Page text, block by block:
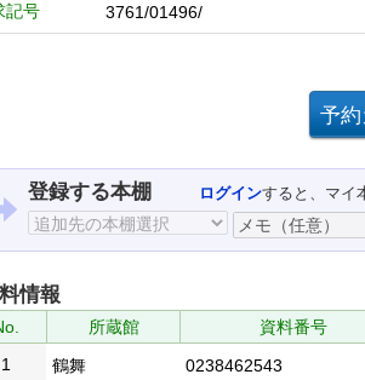
記号 3761/01496/
登録する本棚 ログインすると、マイ
情報
所蔵館 資料番号
1
鶴舞 0238462543